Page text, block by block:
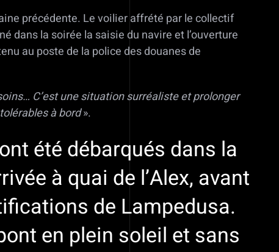
précédente. Le voilier affrété par le collectif
dans la soirée la saisie du navire et l’ouverture
au poste de la police des douanes de
C’est une situation surréaliste et prolonger
à bord».
été débarqués dans la
à quai de l’Alex, avant
de Lampedusa.
en plein soleil et sans